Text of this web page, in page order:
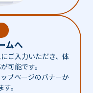
ムへ
ご入力いただき、体
可能です。
プページのバナーか
。